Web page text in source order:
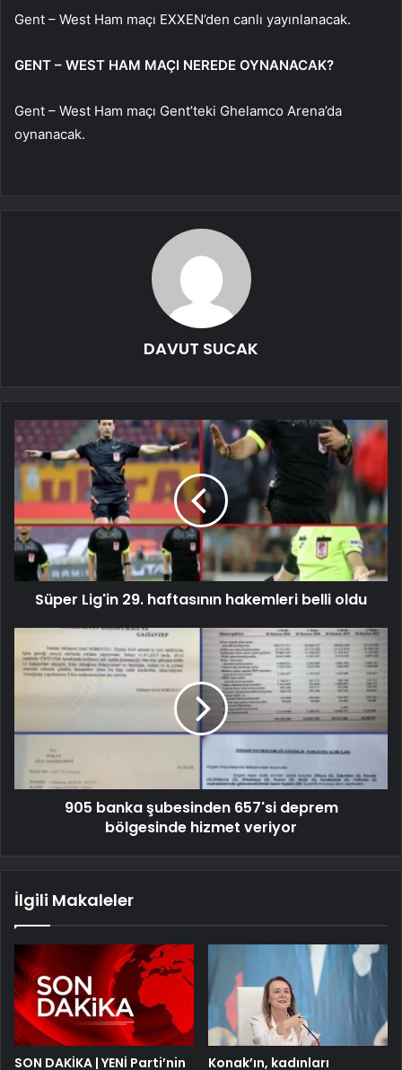
Gent – West Ham maçı EXXEN’den canlı yayınlanacak.
GENT – WEST HAM MAÇI NEREDE OYNANACAK?
Gent – West Ham maçı Gent’teki Ghelamco Arena’da
oynanacak.
DAVUT SUCAK
Süper Lig'in 29. haftasının hakemleri belli oldu
905 banka şubesinden 657'si deprem
bölgesinde hizmet veriyor
İlgili Makaleler
SON DAKİKA | YENİ Parti’nin Konak’ın, kadınları